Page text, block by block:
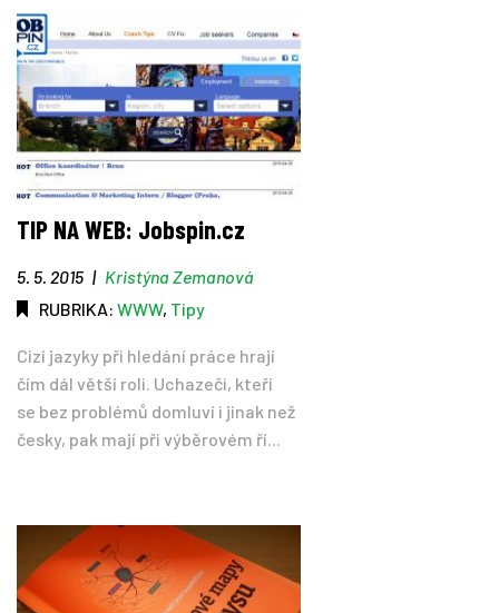
TIP NA WEB: Jobspin.cz
5. 5. 2015 | Kristýna Zemanová
RUBRIKA: WWW, Tipy
Cizí jazyky při hledání práce hrají
čím dál větší roli. Uchazeči, kteří
se bez problémů domluví i jinak než
česky, pak mají při výběrovém ří...